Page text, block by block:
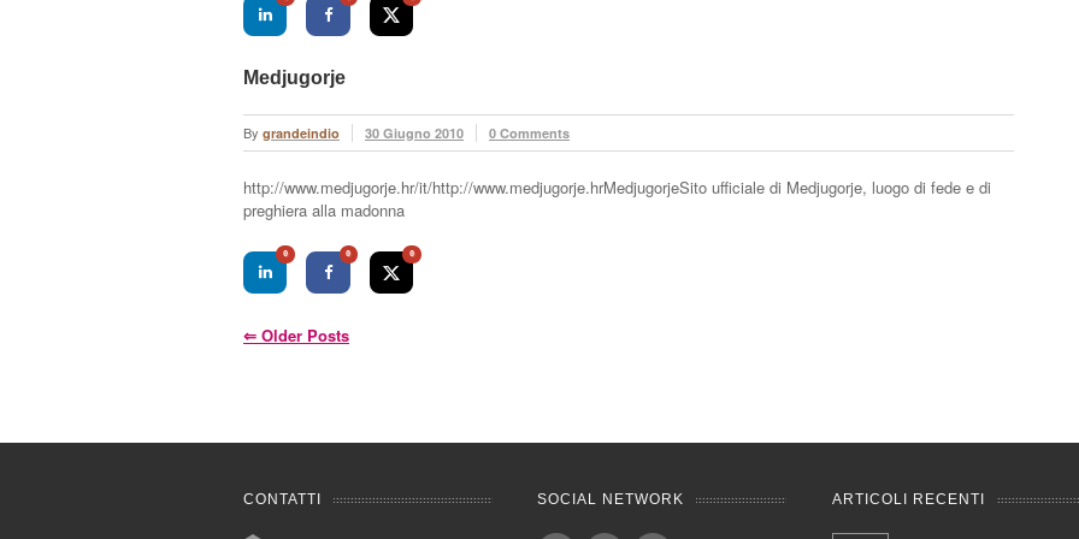
Medjugorje
By grandeindio 30 Giugno 2010 0 Comments
http://www.medjugorje.hr/it/http://www.medjugorje.hrMedjugorjeSito ufficiale di Medjugorje, luogo di fede e di
preghiera alla madonna
0 0 0
⇐ Older Posts
CONTATTI SOCIAL NETWORK ARTICOLI RECENTI